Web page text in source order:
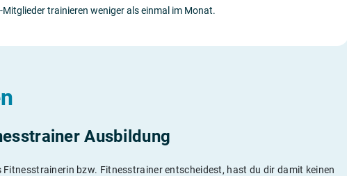
trainieren weniger als einmal im Monat.
Ausbildung
bzw. Fitnesstrainer entscheidest, hast du dir damit keinen